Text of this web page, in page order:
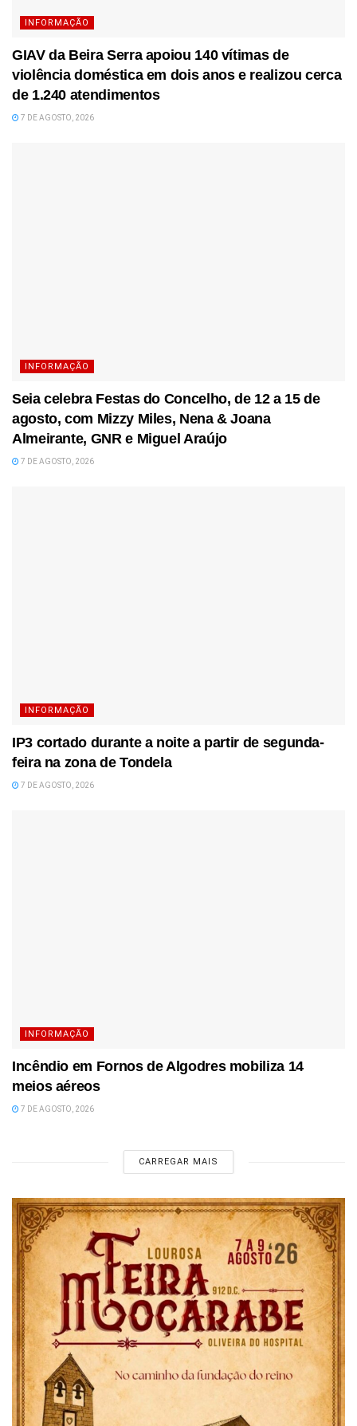
INFORMAÇÃO
GIAV da Beira Serra apoiou 140 vítimas de
violência doméstica em dois anos e realizou cerca
de 1.240 atendimentos
7 DE AGOSTO, 2026
INFORMAÇÃO
Seia celebra Festas do Concelho, de 12 a 15 de
agosto, com Mizzy Miles, Nena & Joana
Almeirante, GNR e Miguel Araújo
7 DE AGOSTO, 2026
INFORMAÇÃO
IP3 cortado durante a noite a partir de segunda-
feira na zona de Tondela
7 DE AGOSTO, 2026
INFORMAÇÃO
Incêndio em Fornos de Algodres mobiliza 14
meios aéreos
7 DE AGOSTO, 2026
CARREGAR MAIS